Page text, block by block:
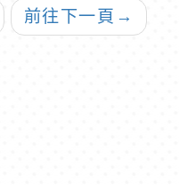
前往下一頁 →